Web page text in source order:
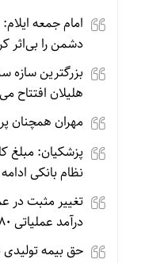
امام جمعه
دشمن را بی‌اثر
هلیلان افتتاح
مهران همچنان
پزشکیان: مبلغ
نظام بانکی
تغییر مثبت در
درآمد عملیاتی ۸۰ درصد رشد کرد
حق بیمه